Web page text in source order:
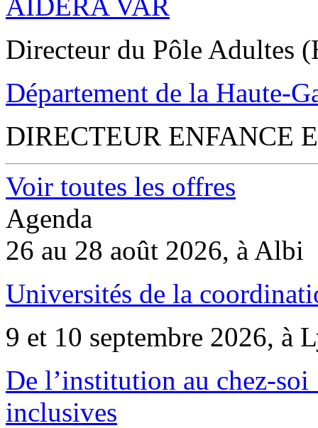
Directeur du Pôle Adultes
Département de la Haute-
DIRECTEUR ENFANCE
Voir toutes les offres
Agenda
26 au 28 août 2026, à Albi
Universités de la
9 et 10 septembre 2026, à
De l’institution au chez-
inclusives